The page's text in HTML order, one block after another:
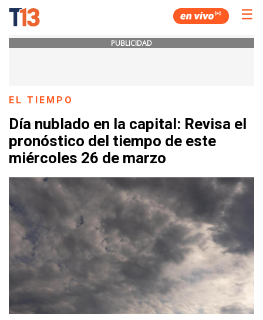
☰
PUBLICIDAD
EL TIEMPO
Día nublado en la capital: Revisa el
pronóstico del tiempo de este
miércoles 26 de marzo